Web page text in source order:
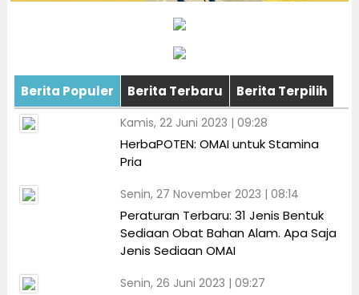
Berita Populer Berita Terbaru Berita Terpilih
Kamis, 22 Juni 2023 | 09:28
HerbaPOTEN: OMAI untuk Stamina
Pria
Senin, 27 November 2023 | 08:14
Peraturan Terbaru: 31 Jenis Bentuk
Sediaan Obat Bahan Alam. Apa Saja
Jenis Sediaan OMAI
Senin, 26 Juni 2023 | 09:27